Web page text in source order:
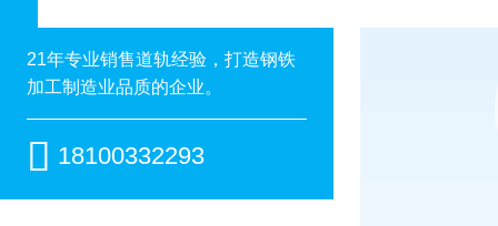
21年专业销售道轨经验，打造钢铁
加工制造业品质的企业。
 18100332293